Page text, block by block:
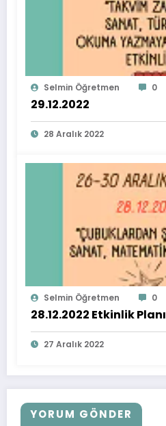
Selmin Öğretmen 0
29.12.2022
28 Aralık 2022
Selmin Öğretmen 0
28.12.2022 Etkinlik Planı
27 Aralık 2022
YORUM GÖNDER